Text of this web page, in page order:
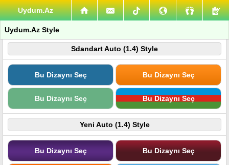
Uydum.Az
Uydum.Az Style
Sdandart Auto (1.4) Style
Bu Dizaynı Seç Bu Dizaynı Seç
Bu Dizaynı Seç Bu Dizaynı Seç
Yeni Auto (1.4) Style
Bu Dizaynı Seç Bu Dizaynı Seç